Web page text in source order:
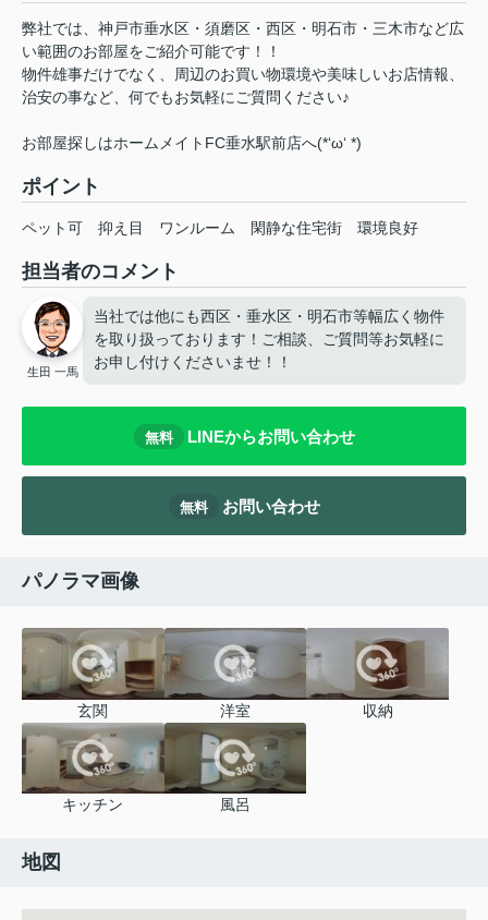
弊社では、神戸市垂水区・須磨区・西区・明石市・三木市など広
い範囲のお部屋をご紹介可能です！！
物件雄事だけでなく、周辺のお買い物環境や美味しいお店情報、
治安の事など、何でもお気軽にご質問ください♪
お部屋探しはホームメイトFC垂水駅前店へ(*‘ω‘ *)
ポイント
ペット可 抑え目 ワンルーム 閑静な住宅街 環境良好
担当者のコメント
生田 一馬
当社では他にも西区・垂水区・明石市等幅広く物件
を取り扱っております！ご相談、ご質問等お気軽に
お申し付けくださいませ！！
無料 LINEからお問い合わせ
無料 お問い合わせ
パノラマ画像
玄関 洋室 収納
キッチン 風呂
地図